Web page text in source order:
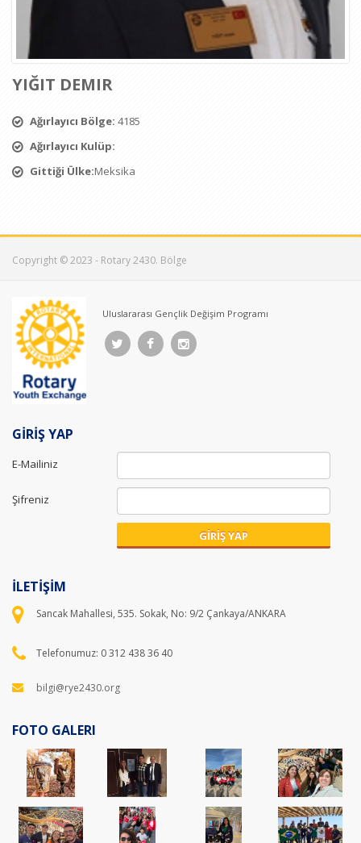
YIĞIT DEMIR
Ağırlayıcı Bölge: 4185
Ağırlayıcı Kulüp:
Gittiği Ülke:Meksika
Copyright © 2023 - Rotary 2430. Bölge
Uluslararası Gençlik Değişim Programı
GİRİŞ YAP
E-Mailiniz
Şifreniz
GİRİŞ YAP
İLETİŞİM
Sancak Mahallesi, 535. Sokak, No: 9/2 Çankaya/ANKARA
Telefonumuz: 0 312 438 36 40
bilgi@rye2430.org
FOTO GALERI